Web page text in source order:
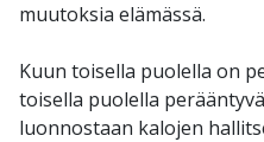
muutoksia elämässä.
Kuun toisella puolella on
toisella puolella
luonnostaan kalojen